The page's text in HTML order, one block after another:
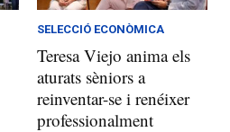
SELECCIÓ ECONÒMICA
Teresa Viejo anima els
aturats sèniors a
reinventar-se i renéixer
professionalment